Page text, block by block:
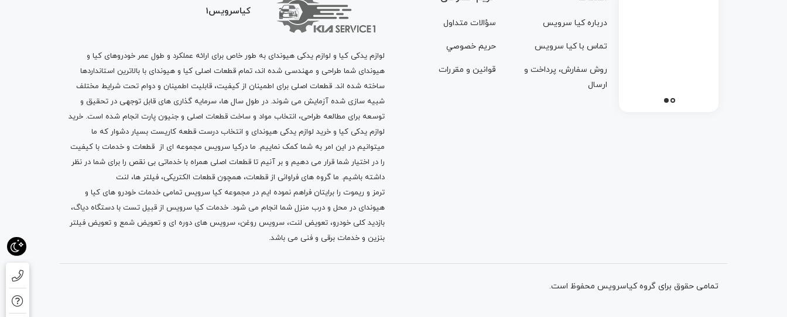
درباره کيا سرويس
تماس با کيا سرويس
روش سفارش، پرداخت و
ارسال
سؤالات متداول
حريم خصوصي
قوانين و مقررات
کیاسرویس1
لوازم یدکی کیا و لوازم یدکی هیوندای به طور خاص برای ارائه عملکرد و طول عمر خودروهای کیا و
هیوندای شما طراحی و مهندسی شده اند، تمام قطعات اصلی کیا و هیوندای با بالاترین استانداردها
ساخته شده اند. قطعات اصلی برای اطمینان از کیفیت، قابلیت اطمینان و دوام تحت شرایط مختلف
شبیه سازی شده آزمایش می شوند. در طول سال ها، سرمایه گذاری های قابل توجهی در تحقیق و
توسعه برای مطالعه طراحی، انتخاب مواد و ساخت قطعات اصلی و جنیون پارت انجام شده است. خرید
لوازم یدکی کیا و خرید لوازم یدکی هیوندای و انتخاب درست قطعه کاریست بسیار دشوار که ما
میتوانیم در این امر به شما کمک نماییم. ما درکیا سرویس مجموعه ای از قطعات و خدمات با کیفیت
را در اختیار شما قرار می دهیم و بر آنیم تا قطعات اصلی همراه با خدماتی بی نقص را برای شما در نظر
داشته باشیم. ما گروه های فراوانی از قطعات، همچون قطعات الکتریکی، فیلتر ها، لنت
ترمز و ریموت را برایتان فراهم نموده ایم در مجموعه کیا سرویس تمامی خدمات خودرو های کیا و
هیوندای در محل و درب منزل شما انجام می شود. خدمات کیا سرویس از قبیل تست با دستگاه دیاگ،
بازدید کلی خودرو، تعویض لنت، سرویس روغن، سرویس های دوره ای و تعویض شمع و تعویض فیلتر
بنزین و خدمات برقی و فنی می باشد.
تمامی حقوق برای گروه کیاسرویس محفوظ است.